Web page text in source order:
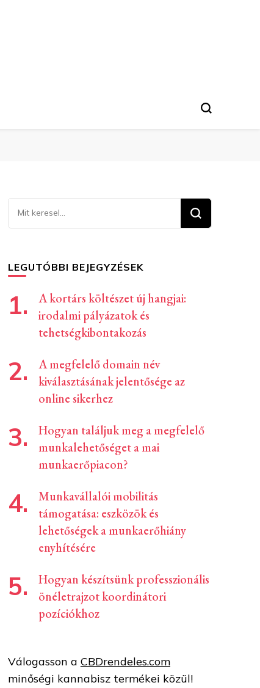
Keresel
valamit?
LEGUTÓBBI BEJEGYZÉSEK
A kortárs költészet új hangjai:
irodalmi pályázatok és
tehetségkibontakozás
A megfelelő domain név
kiválasztásának jelentősége az
online sikerhez
Hogyan találjuk meg a megfelelő
munkalehetőséget a mai
munkaerőpiacon?
Munkavállalói mobilitás
támogatása: eszközök és
lehetőségek a munkaerőhiány
enyhítésére
Hogyan készítsünk professzionális
önéletrajzot koordinátori
pozíciókhoz
Válogasson a CBDrendeles.com
minőségi kannabisz termékei közül!